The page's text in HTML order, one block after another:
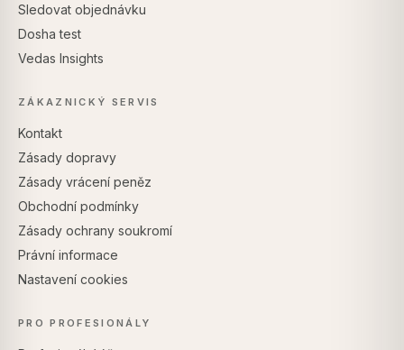
Sledovat objednávku
Dosha test
Vedas Insights
ZÁKAZNICKÝ SERVIS
Kontakt
Zásady dopravy
Zásady vrácení peněz
Obchodní podmínky
Zásady ochrany soukromí
Právní informace
Nastavení cookies
PRO PROFESIONÁLY